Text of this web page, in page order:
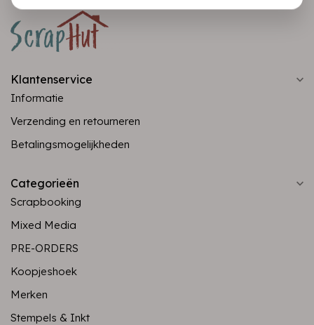
Klantenservice
Informatie
Verzending en retourneren
Betalingsmogelijkheden
Categorieën
Scrapbooking
Mixed Media
PRE-ORDERS
Koopjeshoek
Merken
Stempels & Inkt